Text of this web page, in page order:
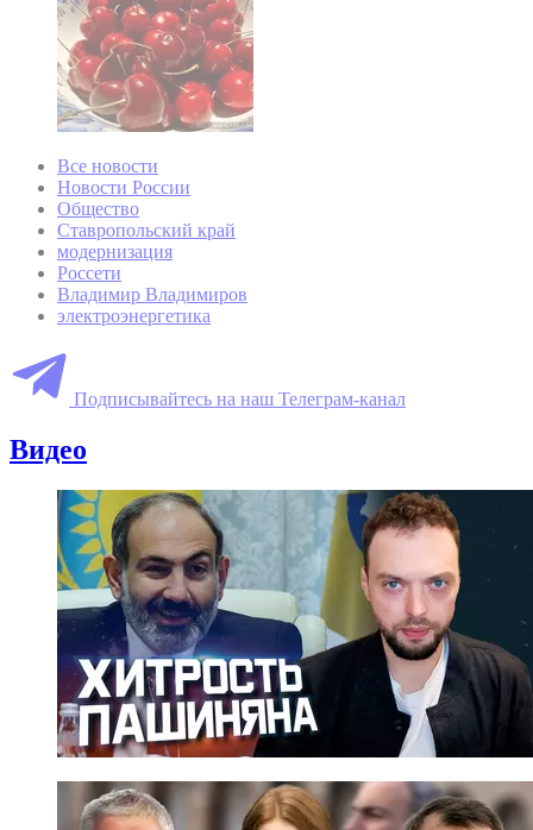
Все новости
Новости России
Общество
Ставропольский край
модернизация
Россети
Владимир Владимиров
электроэнергетика
Подписывайтесь на наш Телеграм-канал
Видео